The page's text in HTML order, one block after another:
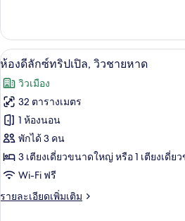
สี่
ท่าน,
เห็น
วิว
มหาสมุทร
บาง
ส่วน
เกี่ยว
กับ
ห้อง
ลัก
ซ์
สำหรับ
สี่
ท่าน,
เห็น
วิว
มหาสมุทร
ส่วน
เปิด
ภาพถ่าย
ทั้งหมด
ของ
ห้อง
ดี
ลัก
ซ์
ห้อง
15
ห้องดีลักซ์ทริปเปิล, วิวชายหาด
วิวเมือง
32 ตารางเมตร
1 ห้องนอน
พักได้ 3 คน
3 เตียงเดี่ยวขนาดใหญ่ หรือ 1 เตียงเดี่
Wi-Fi ฟรี
รายละเอียดเพิ่มเติม
ราย